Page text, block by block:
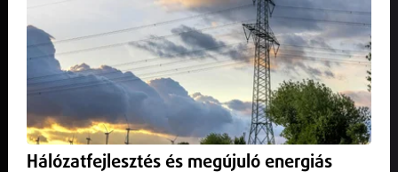
Sport
Hálózatfejlesztés és megújuló energiás